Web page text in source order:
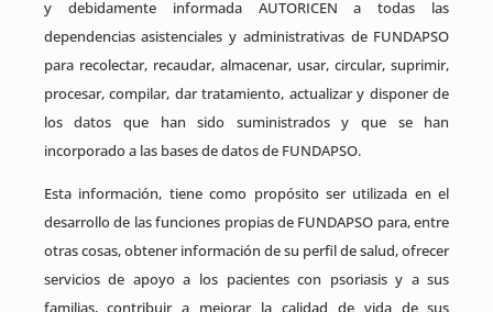
y debidamente informada AUTORICEN a todas las
dependencias asistenciales y administrativas de FUNDAPSO
para recolectar, recaudar, almacenar, usar, circular, suprimir,
procesar, compilar, dar tratamiento, actualizar y disponer de
los datos que han sido suministrados y que se han
incorporado a las bases de datos de FUNDAPSO.
Esta información, tiene como propósito ser utilizada en el
desarrollo de las funciones propias de FUNDAPSO para, entre
otras cosas, obtener información de su perfil de salud, ofrecer
servicios de apoyo a los pacientes con psoriasis y a sus
familias, contribuir a mejorar la calidad de vida de sus